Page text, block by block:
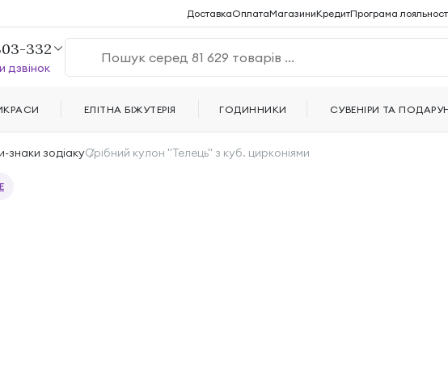
знаки зодіакуСрібний кулон "Телець" з куб. цирконіями
ДоставкаОплатаМагазиниКредитПрограма
332
дзвінок
ЕЛІТНА БІЖУТЕРІЯ ГОДИННИКИ СУВЕНІРИ ТА